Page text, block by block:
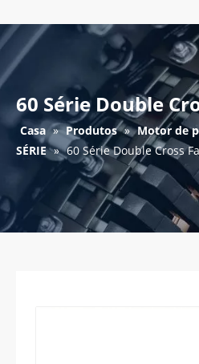
60 Série Double
Casa » Produtos » Motor de
SÉRIE » 60 Série Double Cross